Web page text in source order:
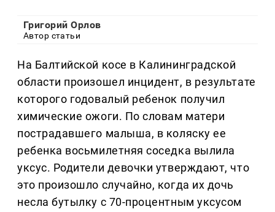
Григорий Орлов
Автор статьи
На Балтийской косе в Калининградской
области произошел инцидент, в результате
которого годовалый ребенок получил
химические ожоги. По словам матери
пострадавшего малыша, в коляску ее
ребенка восьмилетняя соседка вылила
уксус. Родители девочки утверждают, что
это произошло случайно, когда их дочь
несла бутылку с 70-процентным уксусом